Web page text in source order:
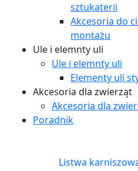
sztukaterii
Akcesoria do
montażu
Ule i elemnty uli
Ule i elemnty uli
Elementy uli
Akcesoria dla zwierząt
Akcesoria dla
Poradnik
Listwa